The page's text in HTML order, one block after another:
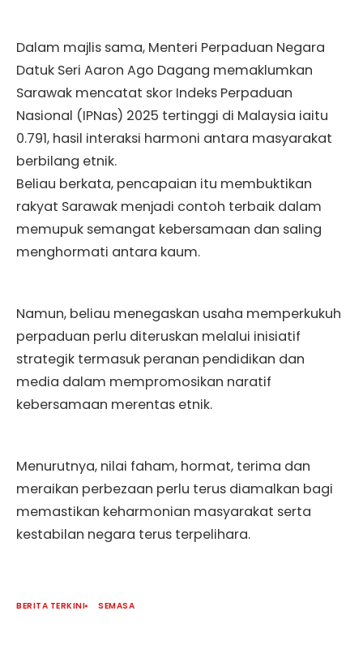
Dalam majlis sama, Menteri Perpaduan Negara
Datuk Seri Aaron Ago Dagang memaklumkan
Sarawak mencatat skor Indeks Perpaduan
Nasional (IPNas) 2025 tertinggi di Malaysia iaitu
0.791, hasil interaksi harmoni antara masyarakat
berbilang etnik.
Beliau berkata, pencapaian itu membuktikan
rakyat Sarawak menjadi contoh terbaik dalam
memupuk semangat kebersamaan dan saling
menghormati antara kaum.
Namun, beliau menegaskan usaha memperkukuh
perpaduan perlu diteruskan melalui inisiatif
strategik termasuk peranan pendidikan dan
media dalam mempromosikan naratif
kebersamaan merentas etnik.
Menurutnya, nilai faham, hormat, terima dan
meraikan perbezaan perlu terus diamalkan bagi
memastikan keharmonian masyarakat serta
kestabilan negara terus terpelihara.
BERITA TERKINI SEMASA